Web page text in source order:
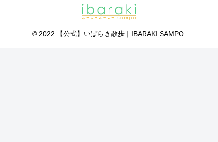
© 2022 【公式】いばらき散歩｜IBARAKI SAMPO.